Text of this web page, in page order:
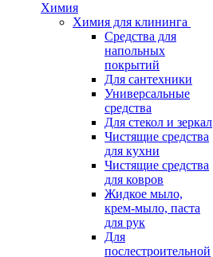
Химия
Химия для клининга
Средства для
напольных
покрытий
Для сантехники
Универсальные
средства
Для стекол и зеркал
Чистящие средства
для кухни
Чистящие средства
для ковров
Жидкое мыло,
крем-мыло, паста
для рук
Для
послестроительной